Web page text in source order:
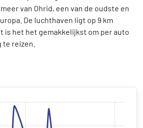
van Ohrid, een van de oudste en
De luchthaven ligt op 9 km
is het het gemakkelijkst om per auto
reizen.